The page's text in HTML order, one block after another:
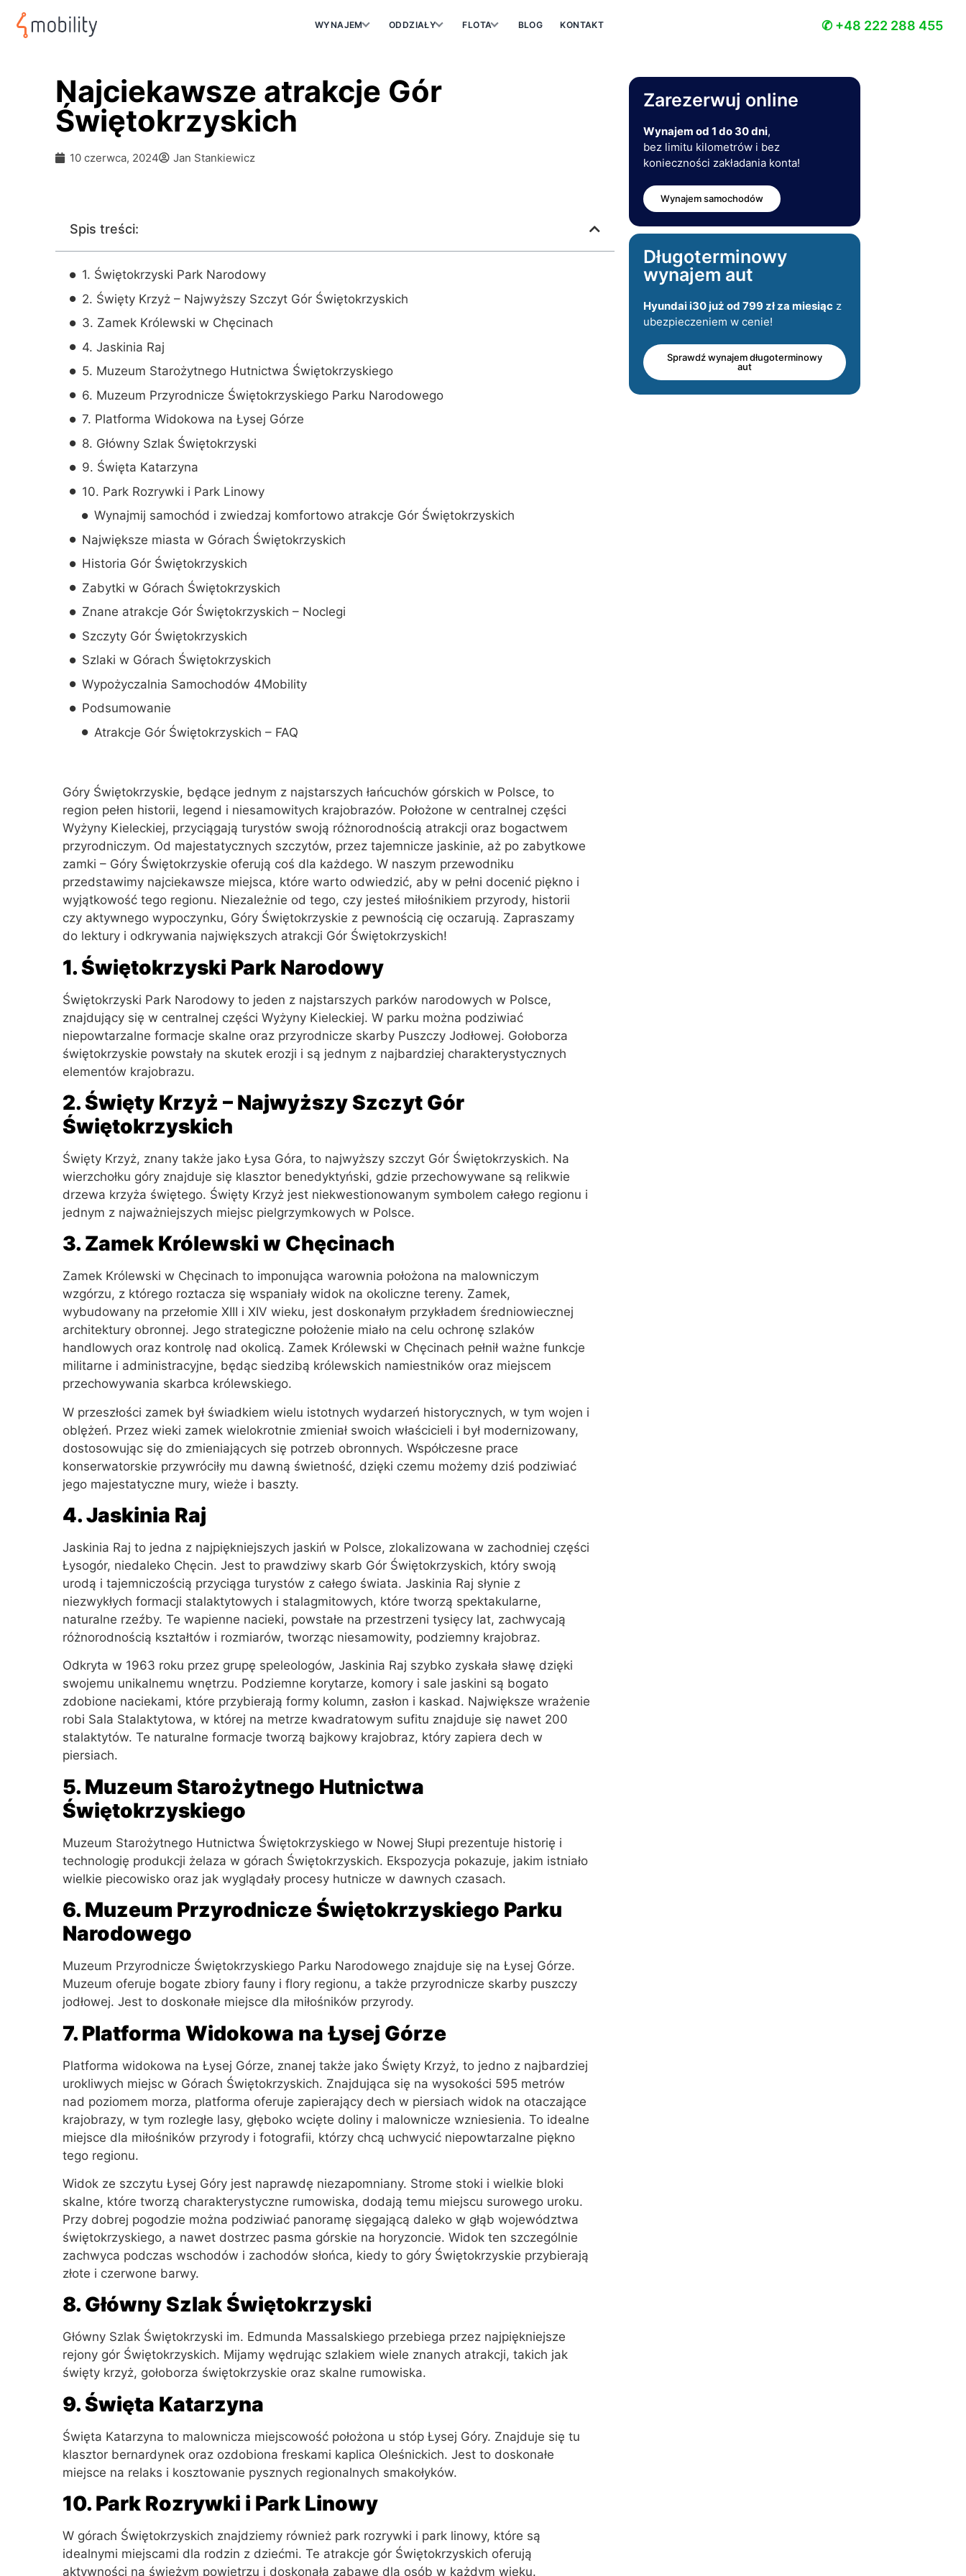
WYNAJEM ODDZIAŁY FLOTA BLOG KONTAKT ✆ +48 222 288 455
Najciekawsze atrakcje Gór
Świętokrzyskich
10 czerwca, 2024 Jan Stankiewicz
Spis treści:
1. Świętokrzyski Park Narodowy
2. Święty Krzyż – Najwyższy Szczyt Gór Świętokrzyskich
3. Zamek Królewski w Chęcinach
4. Jaskinia Raj
5. Muzeum Starożytnego Hutnictwa Świętokrzyskiego
6. Muzeum Przyrodnicze Świętokrzyskiego Parku Narodowego
7. Platforma Widokowa na Łysej Górze
8. Główny Szlak Świętokrzyski
9. Święta Katarzyna
10. Park Rozrywki i Park Linowy
Wynajmij samochód i zwiedzaj komfortowo atrakcje Gór Świętokrzyskich
Największe miasta w Górach Świętokrzyskich
Historia Gór Świętokrzyskich
Zabytki w Górach Świętokrzyskich
Znane atrakcje Gór Świętokrzyskich – Noclegi
Szczyty Gór Świętokrzyskich
Szlaki w Górach Świętokrzyskich
Wypożyczalnia Samochodów 4Mobility
Podsumowanie
Atrakcje Gór Świętokrzyskich – FAQ
Góry Świętokrzyskie, będące jednym z najstarszych łańcuchów górskich w Polsce, to
region pełen historii, legend i niesamowitych krajobrazów. Położone w centralnej części
Wyżyny Kieleckiej, przyciągają turystów swoją różnorodnością atrakcji oraz bogactwem
przyrodniczym. Od majestatycznych szczytów, przez tajemnicze jaskinie, aż po zabytkowe
zamki – Góry Świętokrzyskie oferują coś dla każdego. W naszym przewodniku
przedstawimy najciekawsze miejsca, które warto odwiedzić, aby w pełni docenić piękno i
wyjątkowość tego regionu. Niezależnie od tego, czy jesteś miłośnikiem przyrody, historii
czy aktywnego wypoczynku, Góry Świętokrzyskie z pewnością cię oczarują. Zapraszamy
do lektury i odkrywania największych atrakcji Gór Świętokrzyskich!
1. Świętokrzyski Park Narodowy
Świętokrzyski Park Narodowy to jeden z najstarszych parków narodowych w Polsce,
znajdujący się w centralnej części Wyżyny Kieleckiej. W parku można podziwiać
niepowtarzalne formacje skalne oraz przyrodnicze skarby Puszczy Jodłowej. Gołoborza
świętokrzyskie powstały na skutek erozji i są jednym z najbardziej charakterystycznych
elementów krajobrazu.
2. Święty Krzyż – Najwyższy Szczyt Gór
Świętokrzyskich
Święty Krzyż, znany także jako Łysa Góra, to najwyższy szczyt Gór Świętokrzyskich. Na
wierzchołku góry znajduje się klasztor benedyktyński, gdzie przechowywane są relikwie
drzewa krzyża świętego. Święty Krzyż jest niekwestionowanym symbolem całego regionu i
jednym z najważniejszych miejsc pielgrzymkowych w Polsce.
3. Zamek Królewski w Chęcinach
Zamek Królewski w Chęcinach to imponująca warownia położona na malowniczym
wzgórzu, z którego roztacza się wspaniały widok na okoliczne tereny. Zamek,
wybudowany na przełomie XIII i XIV wieku, jest doskonałym przykładem średniowiecznej
architektury obronnej. Jego strategiczne położenie miało na celu ochronę szlaków
handlowych oraz kontrolę nad okolicą. Zamek Królewski w Chęcinach pełnił ważne funkcje
militarne i administracyjne, będąc siedzibą królewskich namiestników oraz miejscem
przechowywania skarbca królewskiego.
W przeszłości zamek był świadkiem wielu istotnych wydarzeń historycznych, w tym wojen i
oblężeń. Przez wieki zamek wielokrotnie zmieniał swoich właścicieli i był modernizowany,
dostosowując się do zmieniających się potrzeb obronnych. Współczesne prace
konserwatorskie przywróciły mu dawną świetność, dzięki czemu możemy dziś podziwiać
jego majestatyczne mury, wieże i baszty.
4. Jaskinia Raj
Jaskinia Raj to jedna z najpiękniejszych jaskiń w Polsce, zlokalizowana w zachodniej części
Łysogór, niedaleko Chęcin. Jest to prawdziwy skarb Gór Świętokrzyskich, który swoją
urodą i tajemniczością przyciąga turystów z całego świata. Jaskinia Raj słynie z
niezwykłych formacji stalaktytowych i stalagmitowych, które tworzą spektakularne,
naturalne rzeźby. Te wapienne nacieki, powstałe na przestrzeni tysięcy lat, zachwycają
różnorodnością kształtów i rozmiarów, tworząc niesamowity, podziemny krajobraz.
Odkryta w 1963 roku przez grupę speleologów, Jaskinia Raj szybko zyskała sławę dzięki
swojemu unikalnemu wnętrzu. Podziemne korytarze, komory i sale jaskini są bogato
zdobione naciekami, które przybierają formy kolumn, zasłon i kaskad. Największe wrażenie
robi Sala Stalaktytowa, w której na metrze kwadratowym sufitu znajduje się nawet 200
stalaktytów. Te naturalne formacje tworzą bajkowy krajobraz, który zapiera dech w
piersiach.
5. Muzeum Starożytnego Hutnictwa
Świętokrzyskiego
Muzeum Starożytnego Hutnictwa Świętokrzyskiego w Nowej Słupi prezentuje historię i
technologię produkcji żelaza w górach Świętokrzyskich. Ekspozycja pokazuje, jakim istniało
wielkie piecowisko oraz jak wyglądały procesy hutnicze w dawnych czasach.
6. Muzeum Przyrodnicze Świętokrzyskiego Parku
Narodowego
Muzeum Przyrodnicze Świętokrzyskiego Parku Narodowego znajduje się na Łysej Górze.
Muzeum oferuje bogate zbiory fauny i flory regionu, a także przyrodnicze skarby puszczy
jodłowej. Jest to doskonałe miejsce dla miłośników przyrody.
7. Platforma Widokowa na Łysej Górze
Platforma widokowa na Łysej Górze, znanej także jako Święty Krzyż, to jedno z najbardziej
urokliwych miejsc w Górach Świętokrzyskich. Znajdująca się na wysokości 595 metrów
nad poziomem morza, platforma oferuje zapierający dech w piersiach widok na otaczające
krajobrazy, w tym rozległe lasy, głęboko wcięte doliny i malownicze wzniesienia. To idealne
miejsce dla miłośników przyrody i fotografii, którzy chcą uchwycić niepowtarzalne piękno
tego regionu.
Widok ze szczytu Łysej Góry jest naprawdę niezapomniany. Strome stoki i wielkie bloki
skalne, które tworzą charakterystyczne rumowiska, dodają temu miejscu surowego uroku.
Przy dobrej pogodzie można podziwiać panoramę sięgającą daleko w głąb województwa
świętokrzyskiego, a nawet dostrzec pasma górskie na horyzoncie. Widok ten szczególnie
zachwyca podczas wschodów i zachodów słońca, kiedy to góry Świętokrzyskie przybierają
złote i czerwone barwy.
8. Główny Szlak Świętokrzyski
Główny Szlak Świętokrzyski im. Edmunda Massalskiego przebiega przez najpiękniejsze
rejony gór Świętokrzyskich. Mijamy wędrując szlakiem wiele znanych atrakcji, takich jak
święty krzyż, gołoborza świętokrzyskie oraz skalne rumowiska.
9. Święta Katarzyna
Święta Katarzyna to malownicza miejscowość położona u stóp Łysej Góry. Znajduje się tu
klasztor bernardynek oraz ozdobiona freskami kaplica Oleśnickich. Jest to doskonałe
miejsce na relaks i kosztowanie pysznych regionalnych smakołyków.
10. Park Rozrywki i Park Linowy
W górach Świętokrzyskich znajdziemy również park rozrywki i park linowy, które są
idealnymi miejscami dla rodzin z dziećmi. Te atrakcje gór Świętokrzyskich oferują
aktywności na świeżym powietrzu i doskonałą zabawę dla osób w każdym wieku.
Zarezerwuj online
Wynajem od 1 do 30 dni,
bez limitu kilometrów i bez
konieczności zakładania konta!
Wynajem samochodów
Długoterminowy
wynajem aut
Hyundai i30 już od 799 zł za miesiąc z
ubezpieczeniem w cenie!
Sprawdź wynajem długoterminowy
aut